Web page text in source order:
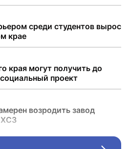
среди студентов вырос
крае
края могут получить до
проект
возродить завод
ХСЗ